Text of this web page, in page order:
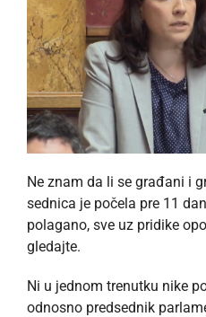
Ne znam da li se građani i
sednica je počela pre 11
polagano, sve uz pridike
gledajte.
Ni u jednom trenutku nike
odnosno predsednik